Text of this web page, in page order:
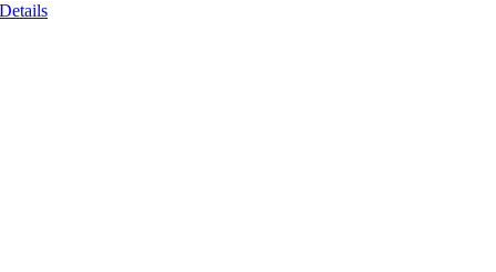
Details